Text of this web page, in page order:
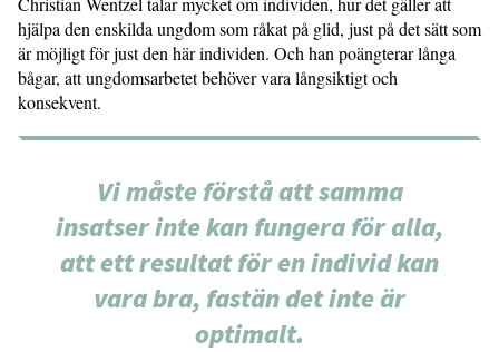
hjälpa den enskilda ungdom som råkat på glid, just på det sätt som
är möjligt för just den här individen. Och han poängterar långa
bågar, att ungdomsarbetet behöver vara långsiktigt och
konsekvent.
Vi måste förstå att samma
insatser inte kan fungera för alla,
att ett resultat för en individ kan
vara bra, fastän det inte är
optimalt.